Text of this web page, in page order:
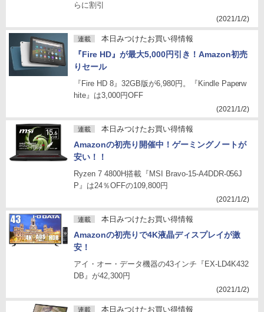
らに割引
(2021/1/2)
連載 本日みつけたお買い得情報
『Fire HD』が最大5,000円引き！Amazon初売
りセール
『Fire HD 8』32GB版が6,980円。『Kindle Paperw
hite』は3,000円OFF
(2021/1/2)
連載 本日みつけたお買い得情報
Amazonの初売り開催中！ゲーミングノートが
安い！！
Ryzen 7 4800H搭載『MSI Bravo-15-A4DDR-056J
P』は24％OFFの109,800円
(2021/1/2)
連載 本日みつけたお買い得情報
Amazonの初売りで4K液晶ディスプレイが激
安！
アイ・オー・データ機器の43インチ『EX-LD4K432
DB』が42,300円
(2021/1/2)
連載 本日みつけたお買い得情報